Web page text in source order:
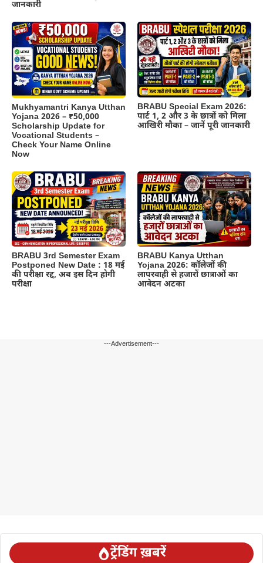
जानकारी
Mukhyamantri Kanya Utthan
Yojana 2026 – ₹50,000
Scholarship Update for
Vocational Students –
Check Your Name Online
Now
BRABU Special Exam 2026:
पार्ट 1, 2 और 3 के छात्रों को मिला
आखिरी मौका – जानें पूरी जानकारी
BRABU 3rd Semester Exam
Postponed New Date : 18 मई
की परीक्षा रद्द, अब इस दिन होगी
परीक्षा
BRABU Kanya Utthan
Yojana 2026: कॉलेजों की
लापरवाही से हजारों छात्राओं का
आवेदन अटका
---Advertisement---
ट्रेंडिंग ख़बरें